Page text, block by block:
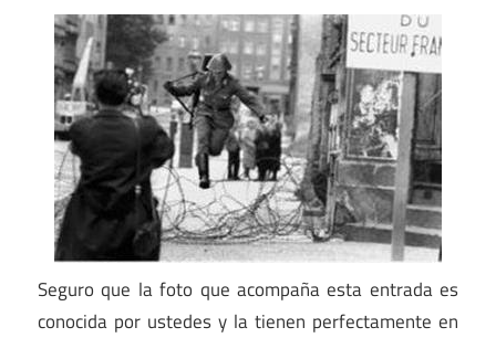
Seguro que la foto que acompaña esta entrada es
conocida por ustedes y la tienen perfectamente en